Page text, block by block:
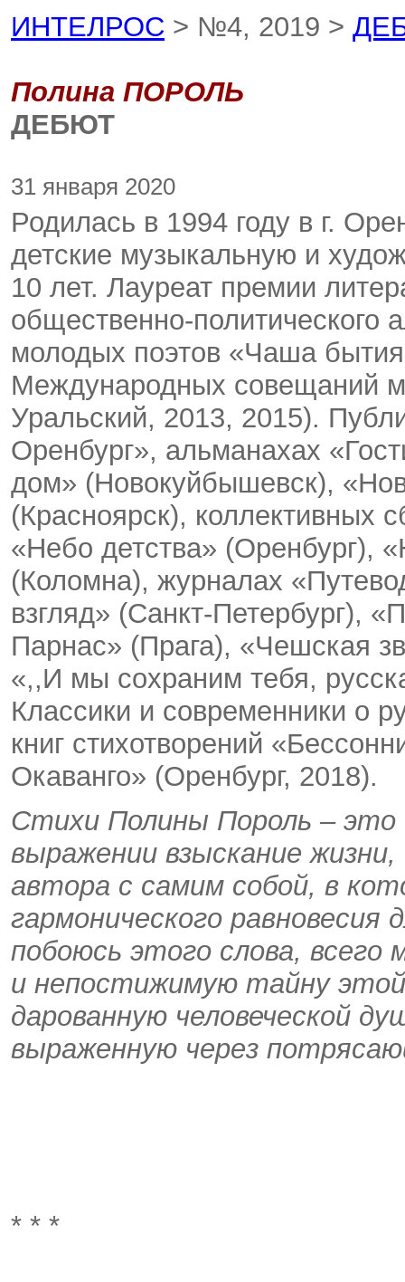
ИНТЕЛРОС > №4, 2019 >
Полина ПОРОЛЬ
ДЕБЮТ
31 января 2020
Родилась в 1994 году в г.
детские музыкальную и
10 лет. Лауреат премии
общественно-политического
молодых поэтов «Чаша
Международных совещаний
Уральский, 2013, 2015).
Оренбург», альманахах
дом» (Новокуйбышевск),
(Красноярск), коллективных
«Небо детства» (Оренбург),
(Коломна), журналах
взгляд» (Санкт-Петербург),
Парнас» (Прага), «Чешская
«,,И мы сохраним тебя,
Классики и современники о
книг стихотворений
Окаванго» (Оренбург, 2018).
Стихи Полины Пороль – это
выражении взыскание
автора с самим собой, в
гармонического равновесия
побоюсь этого слова,
и непостижимую тайну
дарованную человеческой
выраженную через
* * *